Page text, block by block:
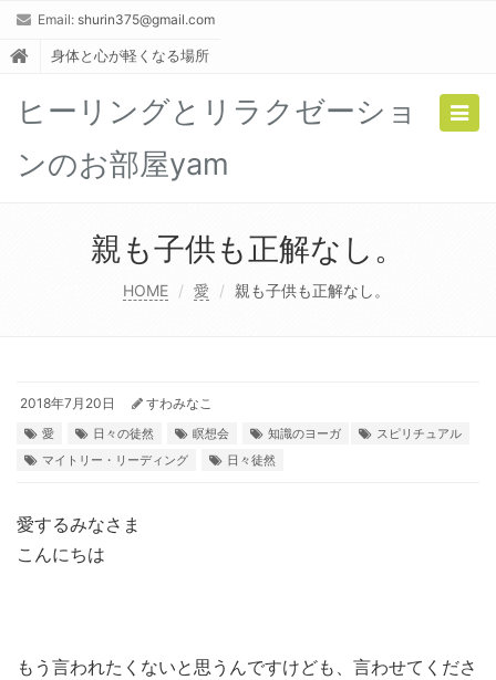
Email: shurin375@gmail.com
身体と心が軽くなる場所
ヒーリングとリラクゼーショ
ンのお部屋yam
親も子供も正解なし。
HOME 愛 親も子供も正解なし。
2018年7月20日 すわみなこ
愛 日々の徒然 瞑想会 知識のヨーガ
スピリチュアル
マイトリー・リーディング
日々徒然
愛するみなさま
こんにちは
もう言われたくないと思うんですけども、言わせてくださ